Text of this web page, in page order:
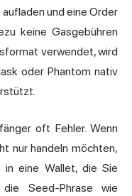
und eine Order
keine Gasgebühren
verwendet, wird
oder Phantom nativ
oft Fehler. Wenn
nur handeln möchten,
eine Wallet, die Sie
Seed-Phrase wie